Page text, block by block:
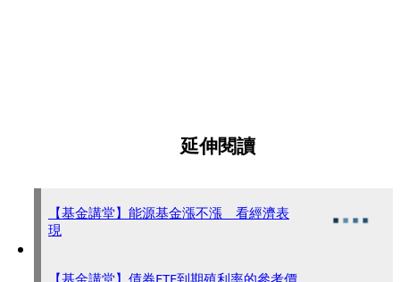
延伸閱讀
【基金講堂】能源基金漲不漲 看經濟表
現
【基金講堂】債券ETF到期殖利率的參考價